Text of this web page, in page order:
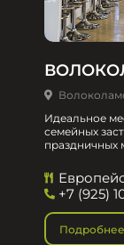
Идеальное
семейных
праздничных
+7 (925)
Подробнее